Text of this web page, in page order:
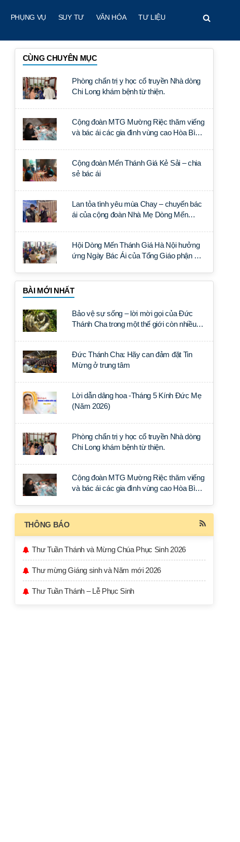
PHỤNG VỤ SUY TƯ VĂN HÓA TƯ LIỆU
CÙNG CHUYÊN MỤC
Phòng chẩn trị y học cổ truyền Nhà dòng
Chi Long khám bệnh từ thiện.
Cộng đoàn MTG Mường Riệc thăm viếng
và bác ái các gia đình vùng cao Hòa Bình
Cộng đoàn Mến Thánh Giá Kẻ Sải – chia
sẻ bác ái
Lan tỏa tình yêu mùa Chay – chuyến bác
ái của cộng đoàn Nhà Mẹ Dòng Mến
Hội Dòng Mến Thánh Giá Hà Nội hưởng
ứng Ngày Bác Ái của Tổng Giáo phận Hà
BÀI MỚI NHẤT
Bảo vệ sự sống – lời mời gọi của Đức
Thánh Cha trong một thế giới còn nhiều
Đức Thánh Cha: Hãy can đảm đặt Tin
Mừng ở trung tâm
Lời dẫn dâng hoa -Tháng 5 Kính Đức Mẹ
(Năm 2026)
Phòng chẩn trị y học cổ truyền Nhà dòng
Chi Long khám bệnh từ thiện.
Cộng đoàn MTG Mường Riệc thăm viếng
và bác ái các gia đình vùng cao Hòa Bình
THÔNG BÁO
Thư Tuần Thánh và Mừng Chúa Phục Sinh 2026
Thư mừng Giáng sinh và Năm mới 2026
Thư Tuần Thánh – Lễ Phục Sinh